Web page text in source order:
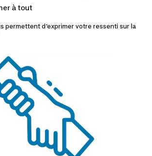
à tout
permettent d'exprimer votre ressenti sur la